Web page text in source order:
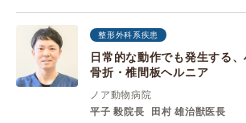
整形外科系疾患
日常的な動作でも発生する
骨折・椎間板ヘルニア
ノア動物病院
平子 毅院長
田村 雄治獣医長